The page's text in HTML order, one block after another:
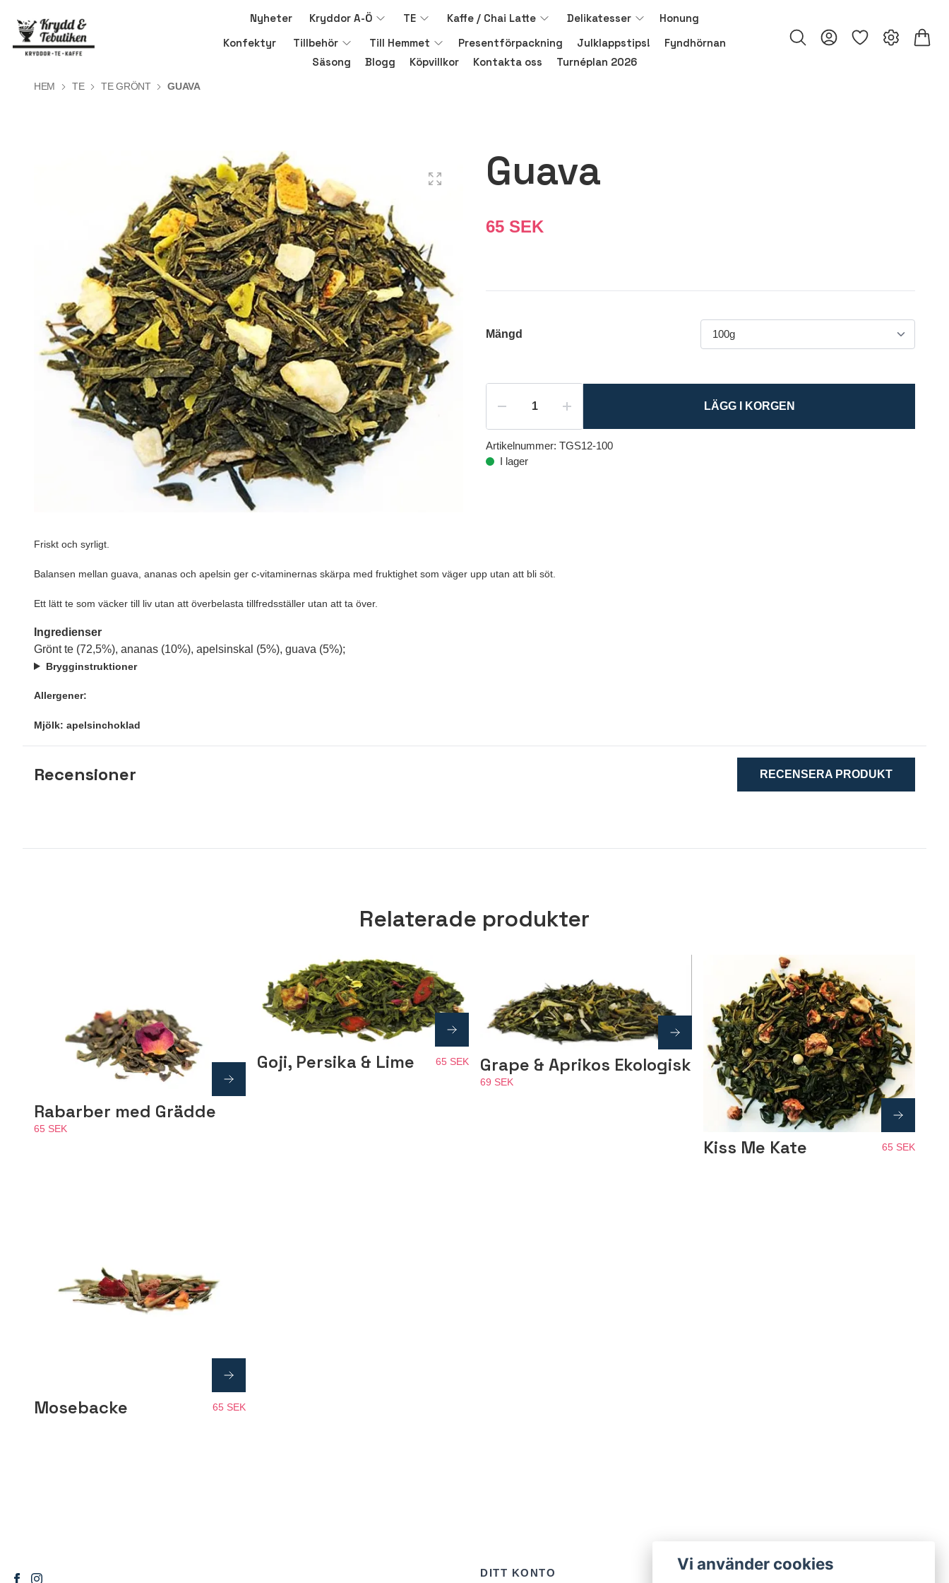
Nyheter Kryddor A-Ö TE Kaffe / Chai Latte Delikatesser
Honung
Konfektyr
Tillbehör Till Hemmet Presentförpackning Julklappstips!
Fyndhörnan
Säsong
Blogg Köpvillkor Kontakta oss Turnéplan 2026
HEM TE TE GRÖNT GUAVA
Guava
65 SEK
Mängd
LÄGG I KORGEN
Artikelnummer: TGS12-100
I lager
Friskt och syrligt.
Balansen mellan guava, ananas och apelsin ger c-vitaminernas skärpa med fruktighet som väger upp utan att bli söt.
Ett lätt te som väcker till liv utan att överbelasta tillfredsställer utan att ta över.
Ingredienser
Grönt te (72,5%), ananas (10%), apelsinskal (5%), guava (5%);
Brygginstruktioner
Allergener:
Mjölk: apelsinchoklad
Recensioner RECENSERA PRODUKT
Relaterade produkter
Rabarber med Grädde
65 SEK
Goji, Persika & Lime 65 SEK Grape & Aprikos Ekologisk
69 SEK
Kiss Me Kate 65 SEK
Mosebacke 65 SEK
DITT KONTO Vi använder cookies